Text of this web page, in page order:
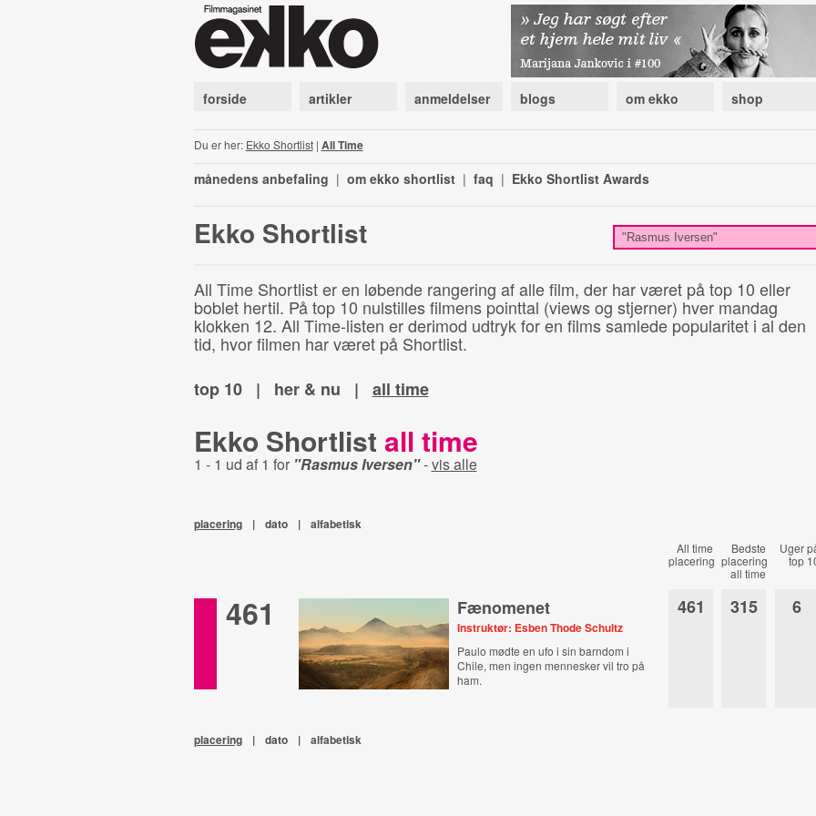
forside artikler anmeldelser blogs om ekko shop
Du er her: Ekko Shortlist| All Time
månedens anbefaling | om ekko shortlist | faq | Ekko Shortlist Awards
Ekko Shortlist
All Time Shortlist er en løbende rangering af alle film, der har været på top 10 eller
boblet hertil. På top 10 nulstilles filmens pointtal (views og stjerner) hver mandag
klokken 12. All Time-listen er derimod udtryk for en films samlede popularitet i al den
tid, hvor filmen har været på Shortlist.
top 10
| her & nu | all time
Ekko Shortlist all time
1 - 1 ud af 1 for "Rasmus Iversen"-vis alle
placering | dato | alfabetisk
All time
placering
Bedste
placering
all time
Uger
top
461 Fænomenet
Instruktør: Esben Thode Schultz
Paulo mødte en ufo i sin barndom i
Chile, men ingen mennesker vil tro på
ham.
461 315 6
placering | dato | alfabetisk